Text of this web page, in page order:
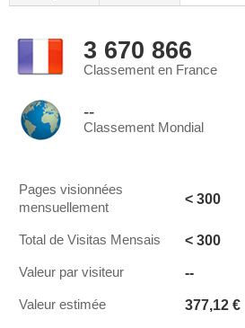
3 670 866
Classement en France
--
Classement Mondial
Pages visionnées
mensuellement
< 300
Total de Visitas Mensais < 300
Valeur par visiteur --
Valeur estimée 377,12 €